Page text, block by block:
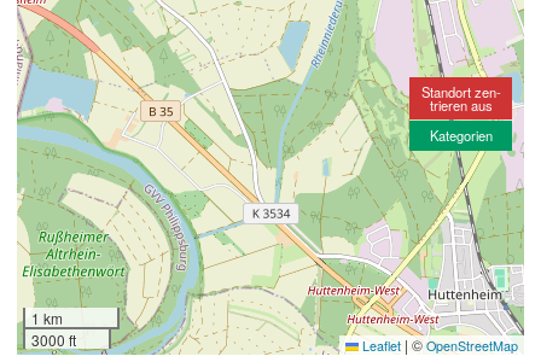
1 km
3000 ft
Leaflet | ©OpenStreetMap
Standort zen-
trieren aus
Kategorien